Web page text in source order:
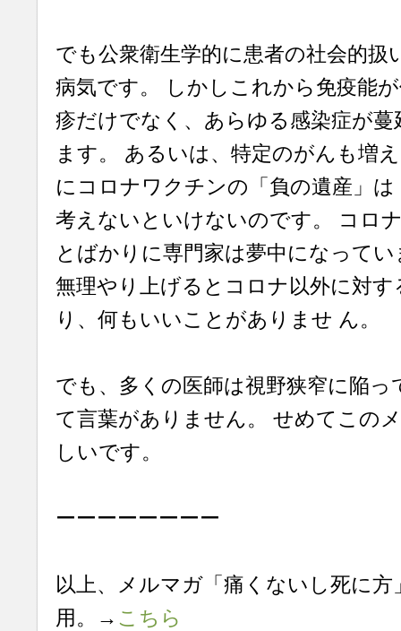
でも公衆衛生学的に患者の社会的扱
病気です。 しかしこれから免疫能
疹だけでなく、あらゆる感染症が
ます。 あるいは、特定のがんも増
にコロナワクチンの「負の遺産」
考えないといけないのです。 コロ
とばかりに専門家は夢中になって
無理やり上げるとコロナ以外に対
り、何もいいことがありませ ん。
でも、多くの医師は視野狭窄に陥
て言葉がありません。 せめてこの
しいです。
ーーーーーーーー
以上、メルマガ「痛くないし死に
用。→ こちら